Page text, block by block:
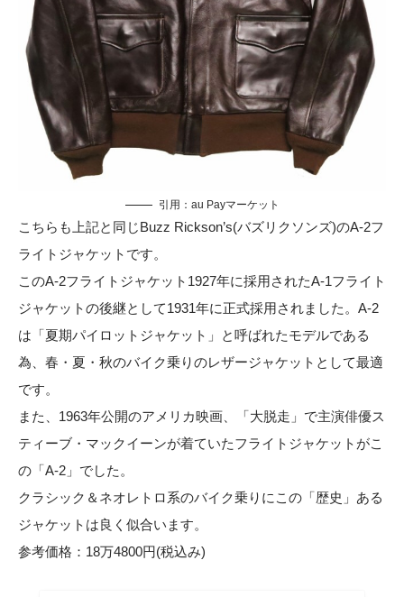
引用： au Payマーケット
こちらも上記と同じBuzz Rickson’s(バズリクソンズ)のA-2フ
ライトジャケットです。
このA-2フライトジャケット1927年に採用されたA-1フライト
ジャケットの後継として1931年に正式採用されました。A-2
は「夏期パイロットジャケット」と呼ばれたモデルである
為、春・夏・秋のバイク乗りのレザージャケットとして最適
です。
また、1963年公開のアメリカ映画、「大脱走」で主演俳優ス
ティーブ・マックイーンが着ていたフライトジャケットがこ
の「A-2」でした。
クラシック＆ネオレトロ系のバイク乗りにこの「歴史」ある
ジャケットは良く似合います。
参考価格：18万4800円(税込み)